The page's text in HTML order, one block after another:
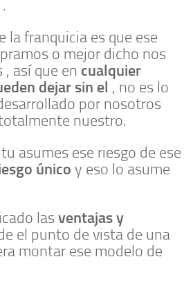
.
la franquicia es que ese
o mejor dicho nos
, así que en cualquier
dejar sin el , no es lo
por nosotros
nuestro.
asumes ese riesgo de ese
único y eso lo asume
lasventajas y
el punto de vista de una
montar ese modelo de